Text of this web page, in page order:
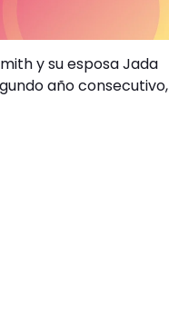
y su esposa Jada
año consecutivo,